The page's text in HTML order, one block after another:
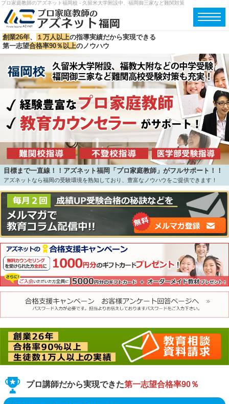
プロ家庭教師のアズネット福岡校 - 久留米大学附設中、福岡御三家など難関対策
目標まで一直線！！アズネット福岡「プロ家庭教師」がフルサポート！！
アズネットなら福岡の受験環境を熟知しており、豊富なノウハウをご提供できます！
創業26年、 １万人以上の指導実績だから実現できる
第一志望合格率90％以上のノウハウ
プロ講師だから実現できた第一志望合格率90％